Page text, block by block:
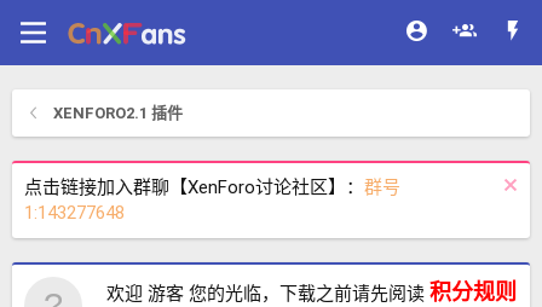
XENFORO2.1 插件
点击链接加入群聊【XenForo讨论社区】： 群号
1:143277648
欢迎 游客 您的光临，下载之前请先阅读 积分规则